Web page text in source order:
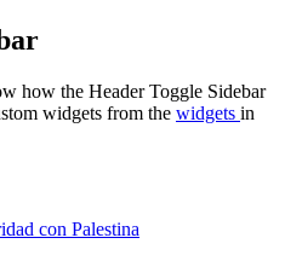
how the Header Toggle Sidebar
widgets from the widgets in
con Palestina